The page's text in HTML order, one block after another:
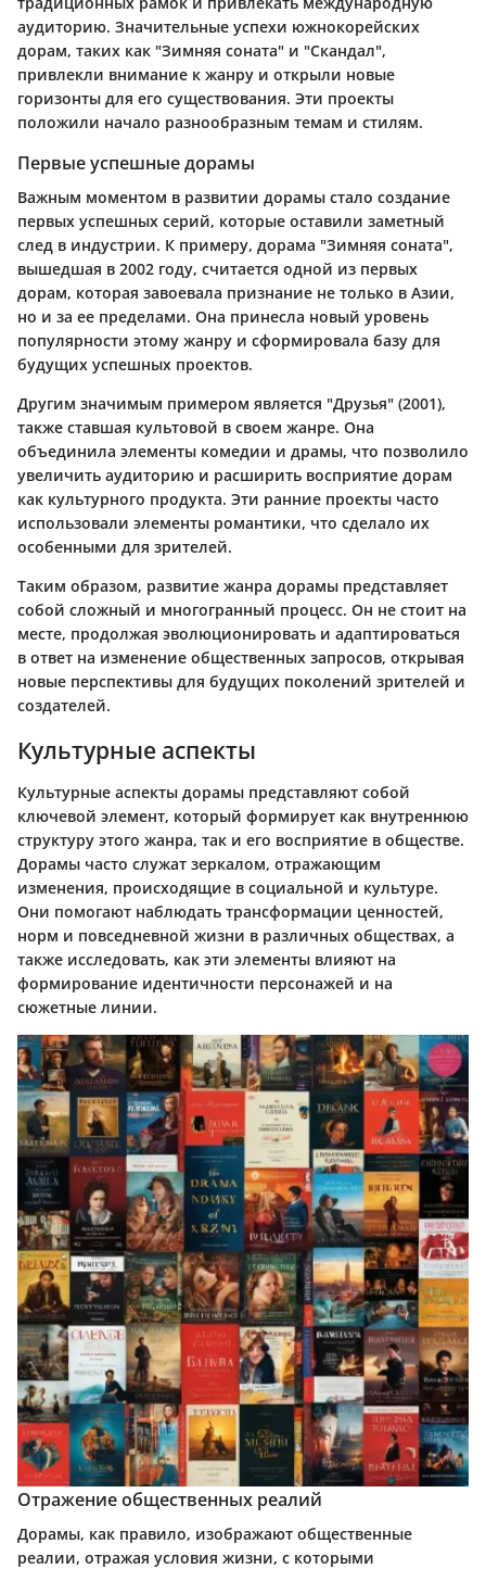
аудиторию. Значительные успехи южнокорейских
дорам, таких как "Зимняя соната" и "Скандал",
привлекли внимание к жанру и открыли новые
горизонты для его существования. Эти проекты
положили начало разнообразным темам и стилям.
Первые успешные дорамы
Важным моментом в развитии дорамы стало создание
первых успешных серий, которые оставили заметный
след в индустрии. К примеру, дорама "Зимняя соната",
вышедшая в 2002 году, считается одной из первых
дорам, которая завоевала признание не только в Азии,
но и за ее пределами. Она принесла новый уровень
популярности этому жанру и сформировала базу для
будущих успешных проектов.
Другим значимым примером является "Друзья" (2001),
также ставшая культовой в своем жанре. Она
объединила элементы комедии и драмы, что позволило
увеличить аудиторию и расширить восприятие дорам
как культурного продукта. Эти ранние проекты часто
использовали элементы романтики, что сделало их
особенными для зрителей.
Таким образом, развитие жанра дорамы представляет
собой сложный и многогранный процесс. Он не стоит на
месте, продолжая эволюционировать и адаптироваться
в ответ на изменение общественных запросов, открывая
новые перспективы для будущих поколений зрителей и
создателей.
Культурные аспекты
Культурные аспекты дорамы представляют собой
ключевой элемент, который формирует как внутреннюю
структуру этого жанра, так и его восприятие в обществе.
Дорамы часто служат зеркалом, отражающим
изменения, происходящие в социальной и культуре.
Они помогают наблюдать трансформации ценностей,
норм и повседневной жизни в различных обществах, а
также исследовать, как эти элементы влияют на
формирование идентичности персонажей и на
сюжетные линии.
Отражение общественных реалий
Дорамы, как правило, изображают общественные
реалии, отражая условия жизни, с которыми